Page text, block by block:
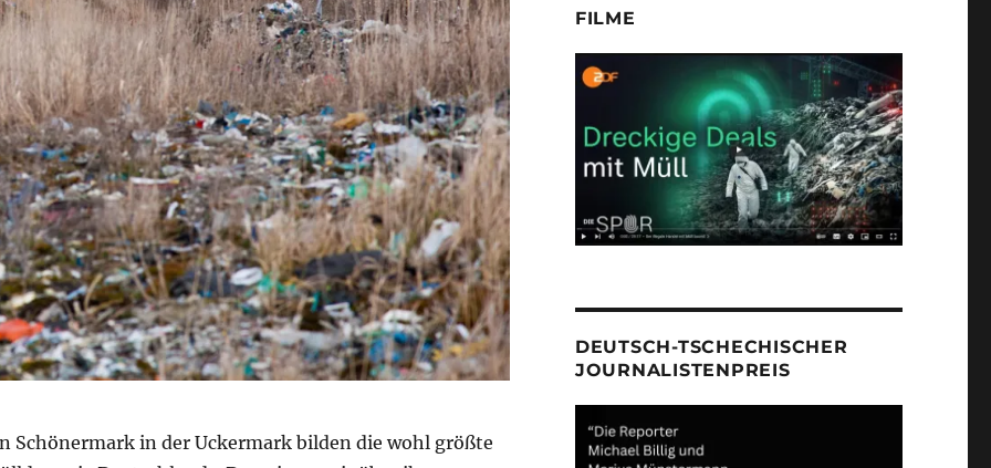
Schönermark in der Uckermark bilden die wohl größte
FILME
DEUTSCH-TSCHECHISCHER
JOURNALISTENPREIS